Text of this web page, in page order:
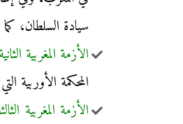
سيادة السلطان،
الأزمة المغربية الثانية
المحكمة الأوربية
الأزمة المغربية الثالثة